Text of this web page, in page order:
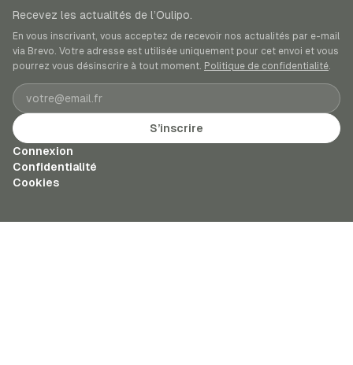
Recevez les actualités de l’Oulipo.
En vous inscrivant, vous acceptez de recevoir nos actualités par e-mail
via Brevo. Votre adresse est utilisée uniquement pour cet envoi et vous
pourrez vous désinscrire à tout moment. Politique de confidentialité.
Adresse e-mail
S’inscrire
Connexion
Confidentialité
Cookies